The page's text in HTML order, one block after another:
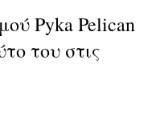
Pyka Pelican
του στις